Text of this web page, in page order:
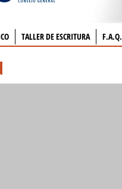
TALLER DE ESCRITURA F.A.Q.